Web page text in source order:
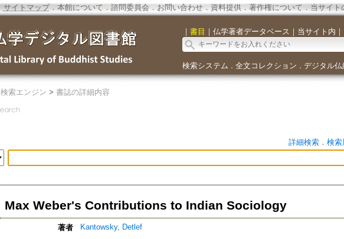
サイトマップ．本館について ． 諮問委員会． お問い合わせ． 資料提供． 著作権について．当サイト
｜ 書目 ｜ 仏学著者データベース ｜ 当サイト内 ｜
検索システム ． 全文コレクション ． デジタル仏
検索エンジン > 書誌の詳細内容
詳細検索． 検索
Max Weber's Contributions to Indian Sociology
著者 Kantowsky, Detlef